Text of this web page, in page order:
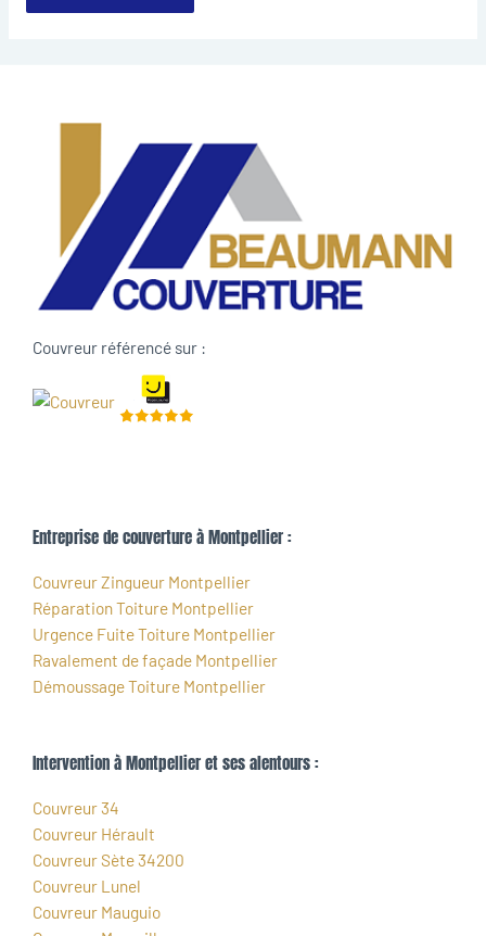
Couvreur référencé sur :
Entreprise de couverture à Montpellier :
Couvreur Zingueur Montpellier
Réparation Toiture Montpellier
Urgence Fuite Toiture Montpellier
Ravalement de façade Montpellier
Démoussage Toiture Montpellier
Intervention à Montpellier et ses alentours :
Couvreur 34
Couvreur Hérault
Couvreur Sète 34200
Couvreur Lunel
Couvreur Mauguio